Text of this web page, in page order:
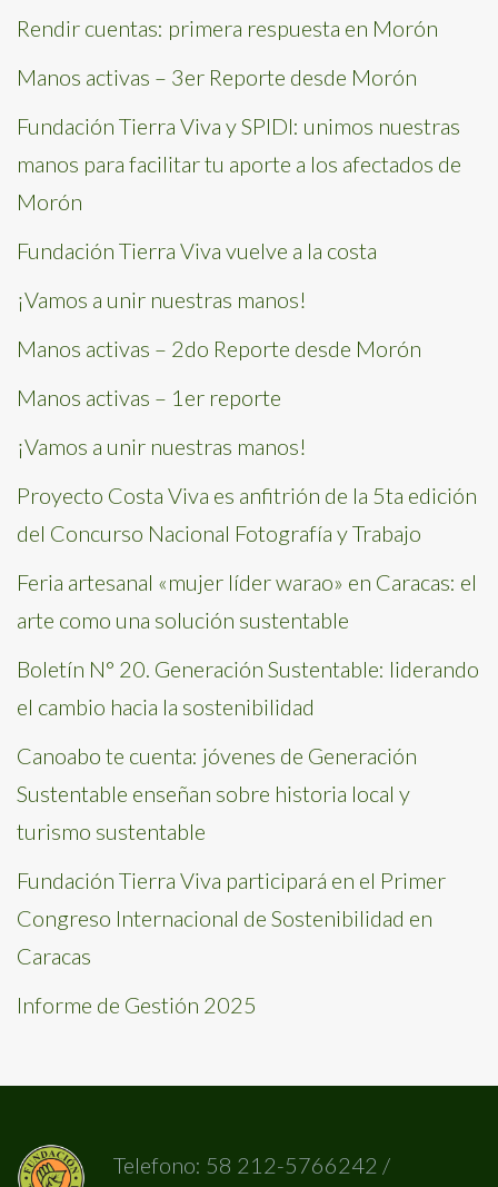
Rendir cuentas: primera respuesta en Morón
Manos activas – 3er Reporte desde Morón
Fundación Tierra Viva y SPIDI: unimos nuestras
manos para facilitar tu aporte a los afectados de
Morón
Fundación Tierra Viva vuelve a la costa
¡Vamos a unir nuestras manos!
Manos activas – 2do Reporte desde Morón
Manos activas – 1er reporte
¡Vamos a unir nuestras manos!
Proyecto Costa Viva es anfitrión de la 5ta edición
del Concurso Nacional Fotografía y Trabajo
Feria artesanal «mujer líder warao» en Caracas: el
arte como una solución sustentable
Boletín N° 20. Generación Sustentable: liderando
el cambio hacia la sostenibilidad
Canoabo te cuenta: jóvenes de Generación
Sustentable enseñan sobre historia local y
turismo sustentable
Fundación Tierra Viva participará en el Primer
Congreso Internacional de Sostenibilidad en
Caracas
Informe de Gestión 2025
Telefono: 58 212-5766242 /